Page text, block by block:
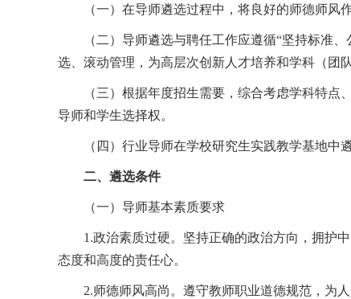
（一）在导师遴选过程中，将良好的师德师
（二）导师遴选与聘任工作应遵循“坚持标准
选、滚动管理，为高层次创新人才培养和学科（团
（三）根据年度招生需要，综合考虑学科特
导师和学生选择权。
（四）行业导师在学校研究生实践教学基地
二、遴选条件
（一）导师基本素质要求
1.政治素质过硬。坚持正确的政治方向，拥护
态度和高度的责任心。
2.师德师风高尚。遵守教师职业道德规范，为